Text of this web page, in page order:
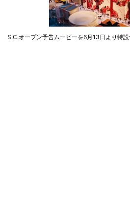
S.C.オープン予告ムービーを6月13日より特